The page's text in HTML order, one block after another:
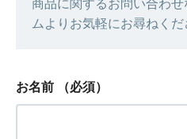
商品に関するお問い合わ
ムよりお気軽にお尋ねくだ
お名前 （必須）